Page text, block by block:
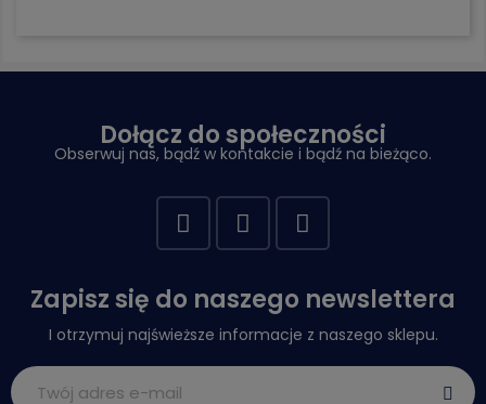
Dołącz do społeczności
Obserwuj nas, bądź w kontakcie i bądź na bieżąco.
Zapisz się do naszego newslettera
I otrzymuj najświeższe informacje z naszego sklepu.